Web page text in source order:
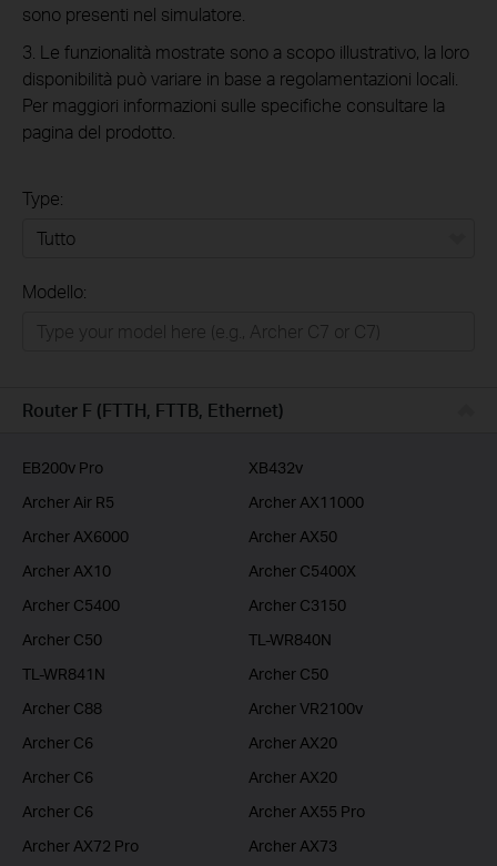
sono presenti nel simulatore.
3. Le funzionalità mostrate sono a scopo illustrativo, la loro
disponibilità può variare in base a regolamentazioni locali.
Per maggiori informazioni sulle specifiche consultare la
pagina del prodotto.
Type:
Business
Modello:
Router F (FTTH, FTTB, Ethernet)
EB200v Pro
XB432v
Archer Air R5
Archer AX11000
Archer AX6000
Archer AX50
Archer AX10
Archer C5400X
Archer C5400
Archer C3150
Archer C50
TL-WR840N
TL-WR841N
Archer C50
Archer C88
Archer VR2100v
Archer C6
Archer AX20
Archer C6
Archer AX20
Archer C6
Archer AX55 Pro
Archer AX72 Pro
Archer AX73